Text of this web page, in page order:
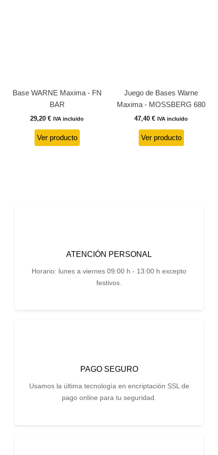
Base WARNE Maxima - FN
BAR
29,20 € IVA incluido
Ver producto
Juego de Bases Warne
Maxima - MOSSBERG 680
47,40 € IVA incluido
Ver producto
ATENCIÓN PERSONAL
Horario: lunes a viernes 09:00 h - 13:00 h excepto
festivos.
PAGO SEGURO
Usamos la última tecnología en encriptación SSL de
pago online para tu seguridad.